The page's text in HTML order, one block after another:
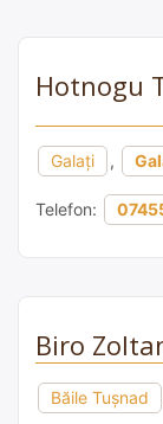
Hotnogu
Galați ,
Telefon:
Biro
Băile Tușnad